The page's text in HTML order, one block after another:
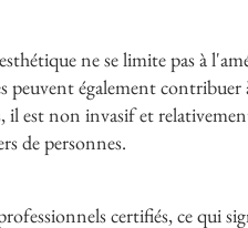
ne se limite pas à
peuvent également contribuer
est non invasif et
de personnes.
certifiés, ce qui